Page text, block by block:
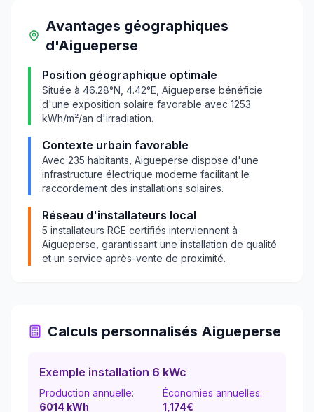
Avantages géographiques
d'Aigueperse
Position géographique optimale
Située à 46.28°N, 4.42°E, Aigueperse bénéficie
d'une exposition solaire favorable avec 1253
kWh/m²/an d'irradiation.
Contexte urbain favorable
Avec 235 habitants, Aigueperse dispose d'une
infrastructure électrique moderne facilitant le
raccordement des installations solaires.
Réseau d'installateurs local
5 installateurs RGE certifiés interviennent à
Aigueperse , garantissant une installation de qualité
et un service après-vente de proximité.
Calculs personnalisés Aigueperse
Exemple installation 6 kWc
Production annuelle:
6014 kWh
Économies annuelles:
1,174€